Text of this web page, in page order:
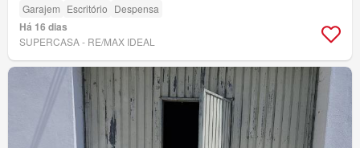
Garajem Escritório Despensa
Há 16 dias
SUPERCASA - RE/MAX IDEAL